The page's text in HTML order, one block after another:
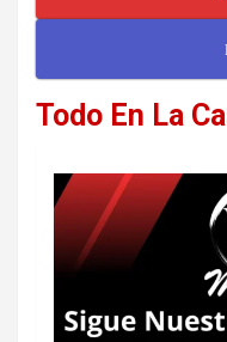
Todo En La